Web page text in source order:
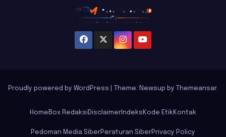
Proudly powered by WordPress Theme: Newsup by Themeansar.
Home Box Redaksi Disclaimer Indeks Kode Etik Kontak
Pedoman Media SiberPeraturan SiberPrivacy Policy